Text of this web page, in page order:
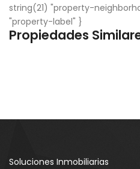
string(21) "property-
"property-label" }
Propiedades
Soluciones Inmobiliarias